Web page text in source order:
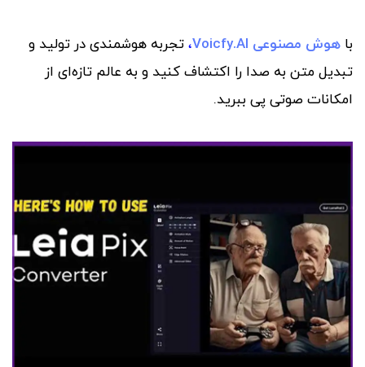
با هوش مصنوعی Voicfy.AI ، تجربه‌ هوشمندی در تولید و
تبدیل متن به صدا را اکتشاف کنید و به عالم تازه‌ای از
امکانات صوتی پی ببرید.